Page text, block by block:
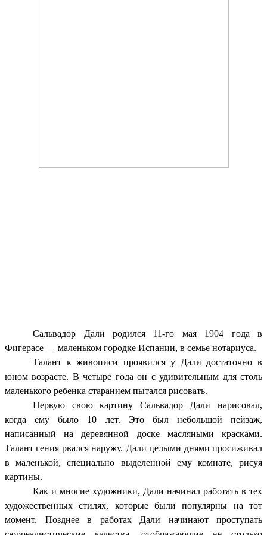
Сальвадор Дали родился 11-го мая 1904 года в
Фигерасе — маленьком городке Испании, в семье нотариуса.
Талант к живописи проявился у Дали достаточно в
юном возрасте. В четыре года он с удивительным для столь
маленького ребенка старанием пытался рисовать.
Первую свою картину Сальвадор Дали нарисовал,
когда ему было 10 лет. Это был небольшой пейзаж,
написанный на деревянной доске масляными красками.
Талант гения рвался наружу. Дали целыми днями просиживал
в маленькой, специально выделенной ему комнате, рисуя
картины.
Как и многие художники, Дали начинал работать в тех
художественных стилях, которые были популярны на тот
момент. Позднее в работах Дали начинают проступать